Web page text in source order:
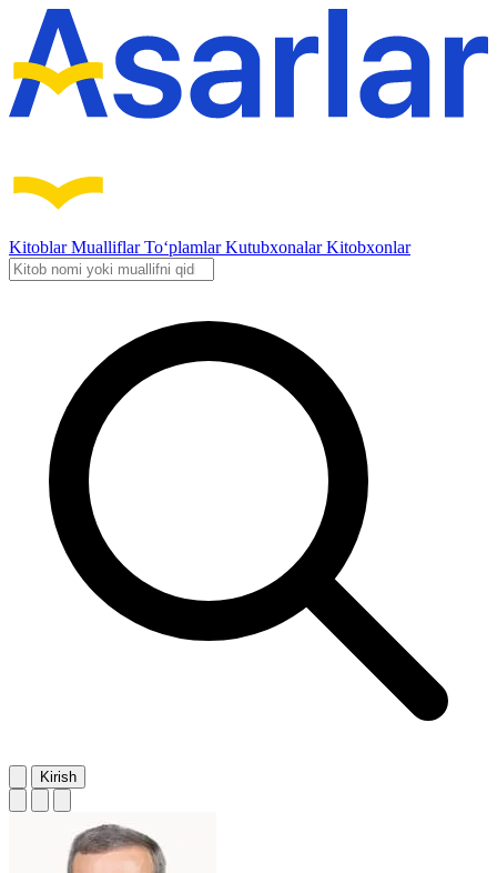
KitoblarMualliflarTo‘plamlarKutubxonalarKitobxonlar
Kirish